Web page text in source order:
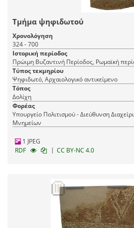
Τμήμα ψηφιδωτού
Χρονολόγηση
324 - 700
Ιστορική περίοδος
Πρώιμη Βυζαντινή Περίοδος, Ρωμαϊκή
Τύπος τεκμηρίου
Ψηφιδωτό, Αρχαιολογικό αντικείμενο
Τόπος
Δολίχη
Φορέας
Υπουργείο Πολιτισμού - Διεύθυνση
Μνημείων
1 JPEG
RDF
| CC BY-NC 4.0